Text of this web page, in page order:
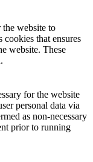
the website to
that ensures
website. These
for the website
personal data via
as non-necessary
prior to running